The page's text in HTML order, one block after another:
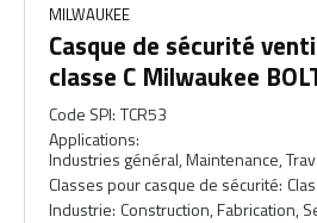
MILWAUKEE
Casque de sécurité
classe C Milwaukee
Code SPI: TCR53
Applications:
Industries général, Maintenance,
Classes pour casque de sécurité:
Industrie: Construction, Fabrication,